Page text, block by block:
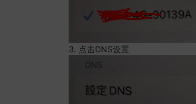
3. 点击DNS设置